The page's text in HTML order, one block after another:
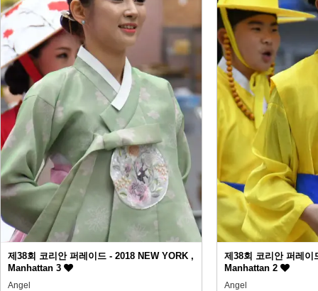
제38회 코리안 퍼레이드 - 2018 NEW YORK ,
Manhattan 3
Angel
제38회 코리안 퍼레이
Manhattan 2
Angel